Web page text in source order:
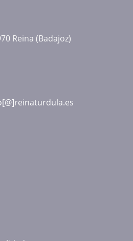
Reina (Badajoz)